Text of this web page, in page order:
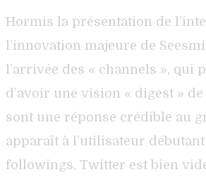
Hormis la présentation de
l’innovation majeure de
l’arrivée des « channels », qui
d’avoir une vision « digest »
sont une réponse crédible au
apparaît à l’utilisateur débutant
followings, Twitter est bien